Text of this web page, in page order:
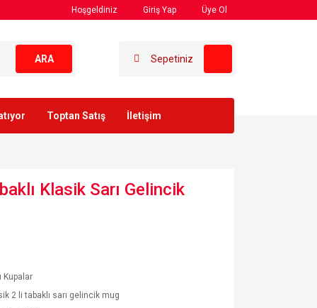
Hoşgeldiniz Giriş Yap Üye Ol
ARA Sepetiniz
Toptan Satış İletişim
Klasik Sarı Gelincik
Kupalar
2 li tabaklı sarı gelincik mug